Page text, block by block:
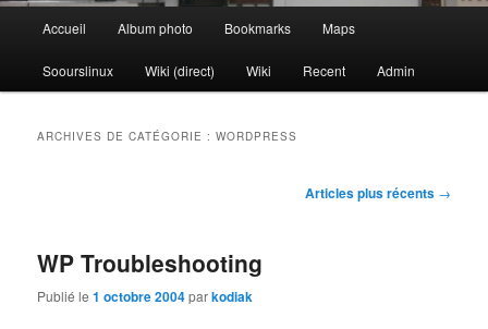
Accueil Album photo Bookmarks Maps
Soourslinux Wiki (direct) Wiki Recent Admin
ARCHIVES DE CATÉGORIE :WORDPRESS
Articles plus récents →
WP Troubleshooting
Publié le1 octobre 2004parkodiak